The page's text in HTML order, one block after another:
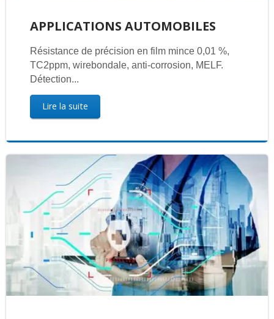
APPLICATIONS AUTOMOBILES
Résistance de précision en film mince 0,01 %,
TC2ppm, wirebondale, anti-corrosion, MELF.
Détection...
Lire la suite